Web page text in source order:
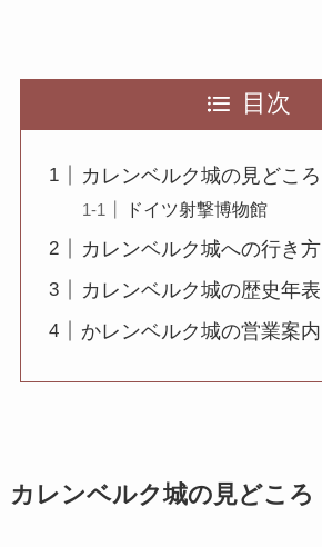
目次
カレンベルク城の見どころ
ドイツ射撃博物館
カレンベルク城への行き方
カレンベルク城の歴史年表
かレンベルク城の営業案内
カレンベルク城の見どころ